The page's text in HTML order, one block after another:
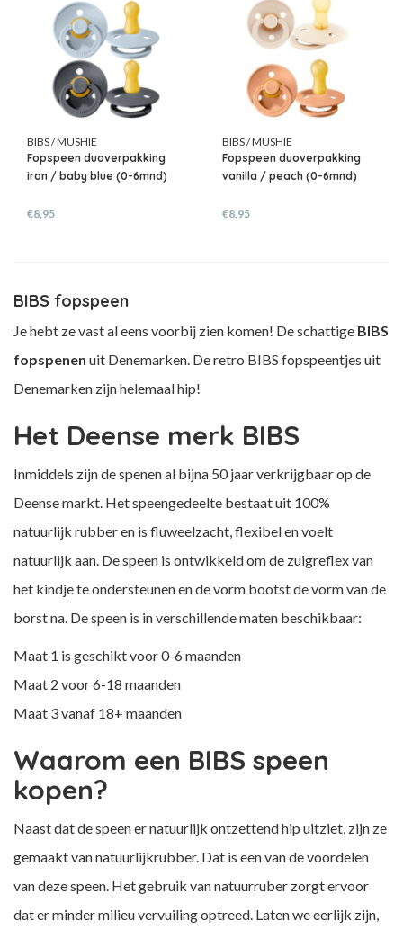
BIBS / MUSHIE
Fopspeen duoverpakking
iron / baby blue (0-6mnd)
€8,95
BIBS / MUSHIE
Fopspeen duoverpakking
vanilla / peach (0-6mnd)
€8,95
BIBS fopspeen
Je hebt ze vast al eens voorbij zien komen! De schattige BIBS
fopspenen uit Denemarken. De retro BIBS fopspeentjes uit
Denemarken zijn helemaal hip!
Het Deense merk BIBS
Inmiddels zijn de spenen al bijna 50 jaar verkrijgbaar op de
Deense markt. Het speengedeelte bestaat uit 100%
natuurlijk rubber en is fluweelzacht, flexibel en voelt
natuurlijk aan. De speen is ontwikkeld om de zuigreflex van
het kindje te ondersteunen en de vorm bootst de vorm van de
borst na. De speen is in verschillende maten beschikbaar:
Maat 1 is geschikt voor 0-6 maanden
Maat 2 voor 6-18 maanden
Maat 3 vanaf 18+ maanden
Waarom een BIBS speen
kopen?
Naast dat de speen er natuurlijk ontzettend hip uitziet, zijn ze
gemaakt van natuurlijkrubber. Dat is een van de voordelen
van deze speen. Het gebruik van natuurruber zorgt ervoor
dat er minder milieu vervuiling optreed. Laten we eerlijk zijn,